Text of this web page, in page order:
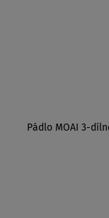
Pádlo MOAI 3-